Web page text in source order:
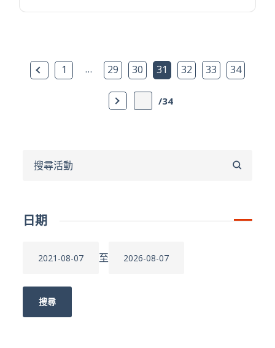
上一頁1 … 29 30 31 32 33 34
下一頁 /34
搜
日期
至
搜尋